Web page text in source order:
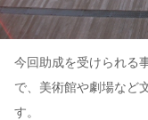
今回助成を受けられる
で、美術館や劇場など
す。